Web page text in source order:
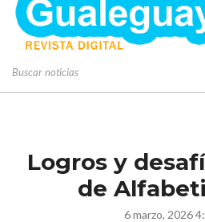
Logros y
de
6 marzo, 2026